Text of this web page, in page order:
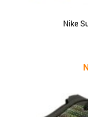
Nike